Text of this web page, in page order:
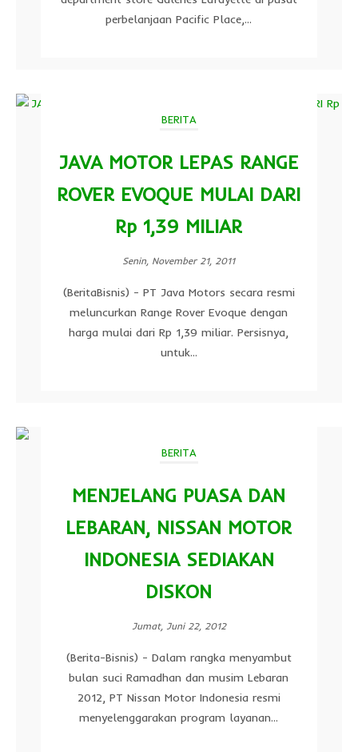
perbelanjaan Pacific Place,...
BERITA
JAVA MOTOR LEPAS RANGE
ROVER EVOQUE MULAI DARI
Rp 1,39 MILIAR
Senin, November 21, 2011
(BeritaBisnis) - PT Java Motors secara resmi
meluncurkan Range Rover Evoque dengan
harga mulai dari Rp 1,39 miliar. Persisnya,
untuk...
BERITA
MENJELANG PUASA DAN
LEBARAN, NISSAN MOTOR
INDONESIA SEDIAKAN
DISKON
Jumat, Juni 22, 2012
(Berita-Bisnis) - Dalam rangka menyambut
bulan suci Ramadhan dan musim Lebaran
2012, PT Nissan Motor Indonesia resmi
menyelenggarakan program layanan...